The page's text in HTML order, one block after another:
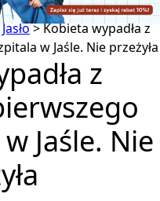
>Kobieta wypadła z
w Jaśle. Nie przeżyła
z
Jaśle. Nie